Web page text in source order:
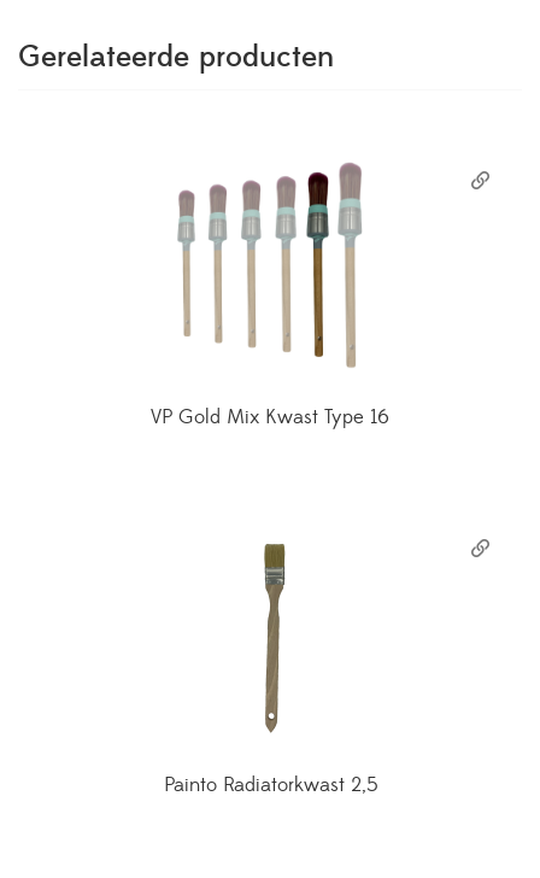
Gerelateerde producten
VP Gold Mix Kwast Type 16
Painto Radiatorkwast 2,5